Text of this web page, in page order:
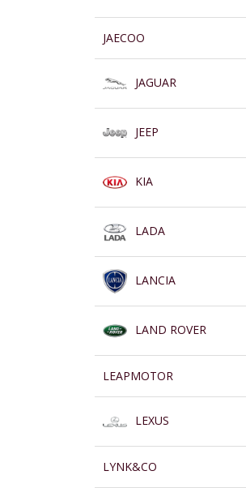
JAECOO
JAGUAR
JEEP
KIA
LADA
LANCIA
LAND ROVER
LEAPMOTOR
LEXUS
LYNK&CO